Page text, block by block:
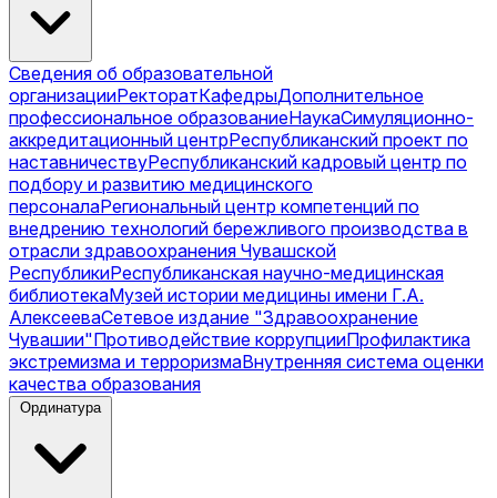
Сведения об образовательной
организацииРекторатКафедрыДополнительное
профессиональное образованиеНаукаСимуляционно-
аккредитационный центрРеспубликанский проект по
наставничествуРеспубликанский кадровый центр по
подбору и развитию медицинского
персоналаРегиональный центр компетенций по
внедрению технологий бережливого производства в
отрасли здравоохранения Чувашской
РеспубликиРеспубликанская научно-медицинская
библиотекаМузей истории медицины имени Г.А.
АлексееваСетевое издание "Здравоохранение
Чувашии"Противодействие коррупцииПрофилактика
экстремизма и терроризмаВнутренняя система оценки
качества образования
Ординатура